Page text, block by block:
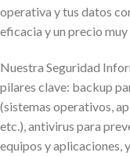
operativa y tus datos
eficacia y un precio
Nuestra Seguridad
pilares clave: backup
(sistemas operativos,
etc.), antivirus para
equipos y aplicaciones,